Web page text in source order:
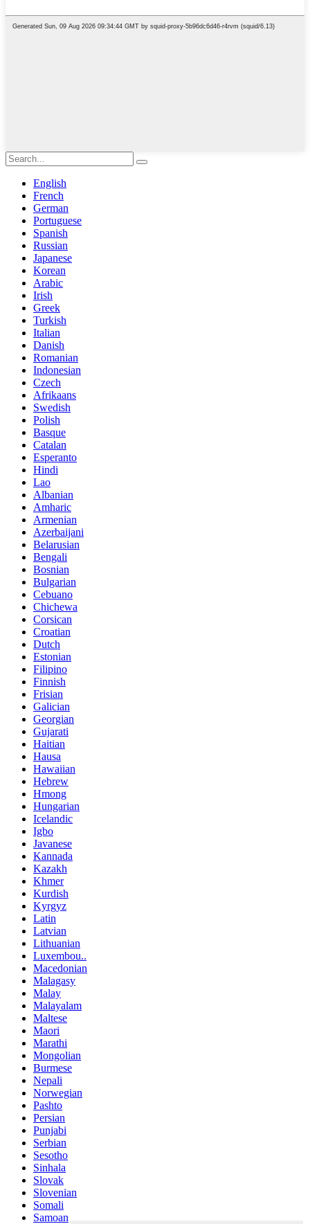
English
French
German
Portuguese
Spanish
Russian
Japanese
Korean
Arabic
Irish
Greek
Turkish
Italian
Danish
Romanian
Indonesian
Czech
Afrikaans
Swedish
Polish
Basque
Catalan
Esperanto
Hindi
Lao
Albanian
Amharic
Armenian
Azerbaijani
Belarusian
Bengali
Bosnian
Bulgarian
Cebuano
Chichewa
Corsican
Croatian
Dutch
Estonian
Filipino
Finnish
Frisian
Galician
Georgian
Gujarati
Haitian
Hausa
Hawaiian
Hebrew
Hmong
Hungarian
Icelandic
Igbo
Javanese
Kannada
Kazakh
Khmer
Kurdish
Kyrgyz
Latin
Latvian
Lithuanian
Luxembou..
Macedonian
Malagasy
Malay
Malayalam
Maltese
Maori
Marathi
Mongolian
Burmese
Nepali
Norwegian
Pashto
Persian
Punjabi
Serbian
Sesotho
Sinhala
Slovak
Slovenian
Somali
Samoan